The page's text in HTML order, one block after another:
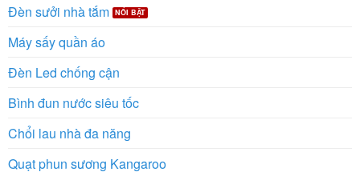
Đèn sưởi nhà tắm
Máy sấy quần áo
Đèn Led chống cận
Bình đun nước siêu tốc
Chổi lau nhà đa năng
Quạt phun sương Kangaroo